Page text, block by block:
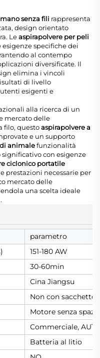
senza fili rappresenta
design orientato
Leaspirapolvere per peli
specifiche dei
al contempo
diversificate. Il
elimina i vincoli
di livello
esigenti e
alla ricerca di un
mercato delle
filo, questoaspirapolvere a
e un supporto
animalefunzionalità
con esigenze
ciclonico portatile
prestazioni necessarie per
mercato delle
una scelta ideale
parametro
151-180 AW
30-60min
Cina Jiangsu
Non con sacchetto
Motore senza
Commerciale,
Batteria al litio